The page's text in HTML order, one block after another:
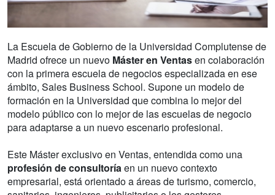
La Escuela de Gobierno de la Universidad Complutense de
Madrid ofrece un nuevo Máster en Ventasen colaboración
con la primera escuela de negocios especializada en ese
ámbito, Sales Business School. Supone un modelo de
formación en la Universidad que combina lo mejor del
modelo público con lo mejor de las escuelas de negocio
para adaptarse a un nuevo escenario profesional.
Este Máster exclusivo en Ventas, entendida como una
profesión de consultoríaen un nuevo contexto
empresarial, está orientado a áreas de turismo, comercio,